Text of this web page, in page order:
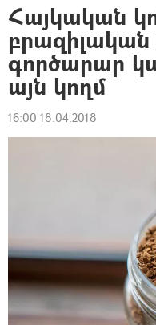
Հայկական
բրազիլական
գործարար
այն կողմ
16:00 18.04.2018